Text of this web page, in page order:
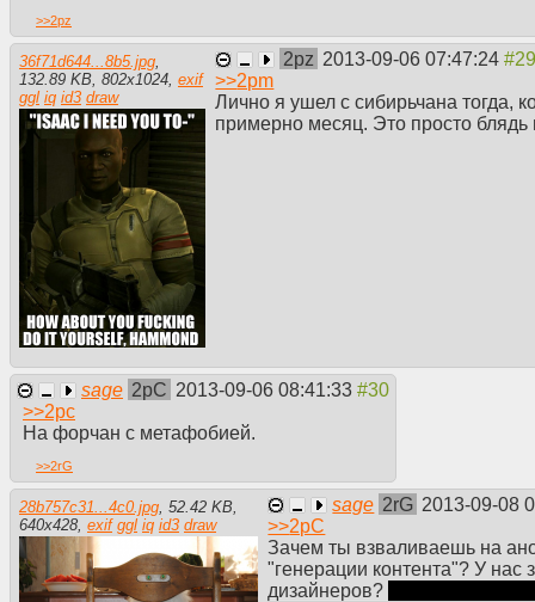
>>2pz
36f71d644...8b5.jpg,
132.89 KB, 802x1024, exif
ggl iq id3 draw
2pz 2013-09-06 07:47:24
>>2pm
Лично я ушел с сибирьчана тогда,
примерно месяц. Это просто блядь
sage 2pC 2013-09-06 08:41:33
>>2pc
На форчан с метафобией.
>>2rG
28b757c31...4c0.jpg 52.42 KB
640x428 exif ggl iq id3 draw
sage 2rG 2013-09-08
>>2pC
Зачем ты взваливаешь на
"генерации контента"? У нас
дизайнеров?